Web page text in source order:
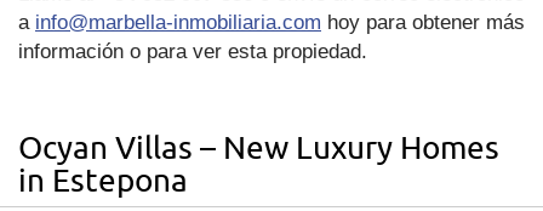
a info@marbella-inmobiliaria.com hoy para obtener más
información o para ver esta propiedad.
Ocyan Villas – New Luxury Homes
in Estepona